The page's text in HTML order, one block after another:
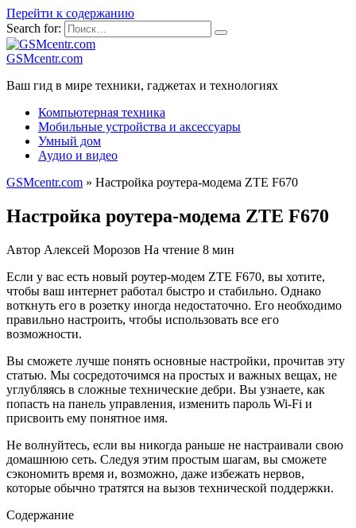
Перейти к содержанию
Search for:
GSMcentr.com
Ваш гид в мире техники, гаджетах и технологиях
Компьютерная техника
Мобильные устройства и аксессуары
Умный дом
Аудио и видео
GSMcentr.com » Настройка роутера-модема ZTE F670
Настройка роутера-модема ZTE F670
Автор Алексей Морозов На чтение 8 мин
Если у вас есть новый роутер-модем ZTE F670, вы хотите,
чтобы ваш интернет работал быстро и стабильно. Однако
воткнуть его в розетку иногда недостаточно. Его необходимо
правильно настроить, чтобы использовать все его
возможности.
Вы сможете лучше понять основные настройки, прочитав эту
статью. Мы сосредоточимся на простых и важных вещах, не
углубляясь в сложные технические дебри. Вы узнаете, как
попасть на панель управления, изменить пароль Wi-Fi и
присвоить ему понятное имя.
Не волнуйтесь, если вы никогда раньше не настраивали свою
домашнюю сеть. Следуя этим простым шагам, вы сможете
сэкономить время и, возможно, даже избежать нервов,
которые обычно тратятся на вызов технической поддержки.
Содержание